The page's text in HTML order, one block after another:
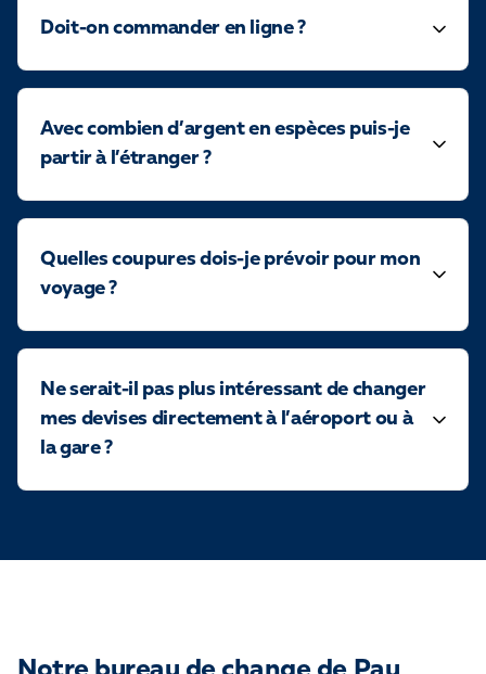
Doit-on commander en ligne ?
Avec combien d’argent en espèces puis-je
partir à l’étranger ?
Quelles coupures dois-je prévoir pour mon
voyage ?
Ne serait-il pas plus intéressant de changer
mes devises directement à l’aéroport ou à
la gare ?